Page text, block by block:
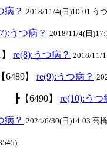
病？ 2018/11/4(日)10:01 う
うつ病？ 2018/11/4(日
re(8):うつ病？ 2018/11/
6489】 re(9):うつ病？
┣【6490】 re(10):うつ
病？ 2024/6/30(日)14:03 高